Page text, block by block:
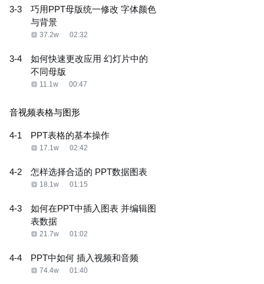
3-3
巧用PPT母版统一修改 字体颜色
与背景
37.2w 02:32
3-4
如何快速更改应用 幻灯片中的
不同母版
11.1w 00:47
音视频表格与图形
4-1 PPT表格的基本操作
17.1w 02:42
4-2 怎样选择合适的 PPT数据图表
18.1w 01:15
4-3
如何在PPT中插入图表 并编辑图
表数据
21.7w 01:02
4-4 PPT中如何 插入视频和音频
74.4w 01:40